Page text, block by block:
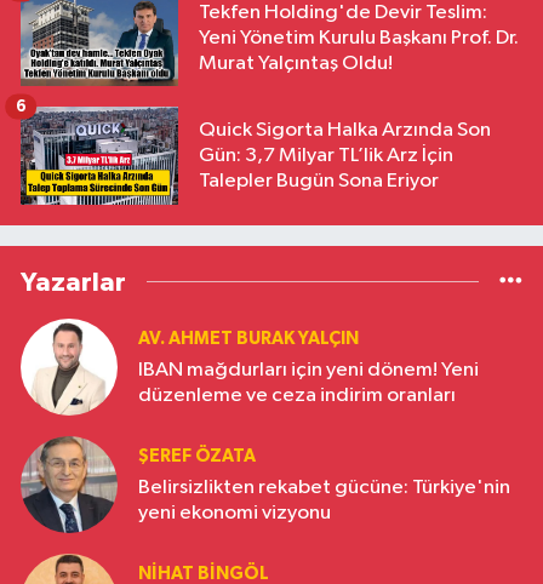
Tekfen Holding'de Devir Teslim:
Yeni Yönetim Kurulu Başkanı Prof. Dr.
Murat Yalçıntaş Oldu!
Quick Sigorta Halka Arzında Son
Gün: 3,7 Milyar TL’lik Arz İçin
Talepler Bugün Sona Eriyor
6
Yazarlar
AV. AHMET BURAK YALÇIN
IBAN mağdurları için yeni dönem! Yeni
düzenleme ve ceza indirim oranları
ŞEREF ÖZATA
Belirsizlikten rekabet gücüne: Türkiye'nin
yeni ekonomi vizyonu
NIHAT BINGÖL